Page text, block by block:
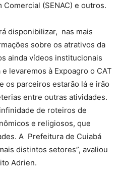
(SENAC) e outros.
disponibilizar, nas mais
sobre os atrativos da
ainda vídeos institucionais
levaremos à Expoagro o CAT
os parceiros estarão lá e irão
entre outras atividades.
de roteiros de
e religiosos, que
A Prefeitura de Cuiabá
distintos setores”, avaliou
Adrien.